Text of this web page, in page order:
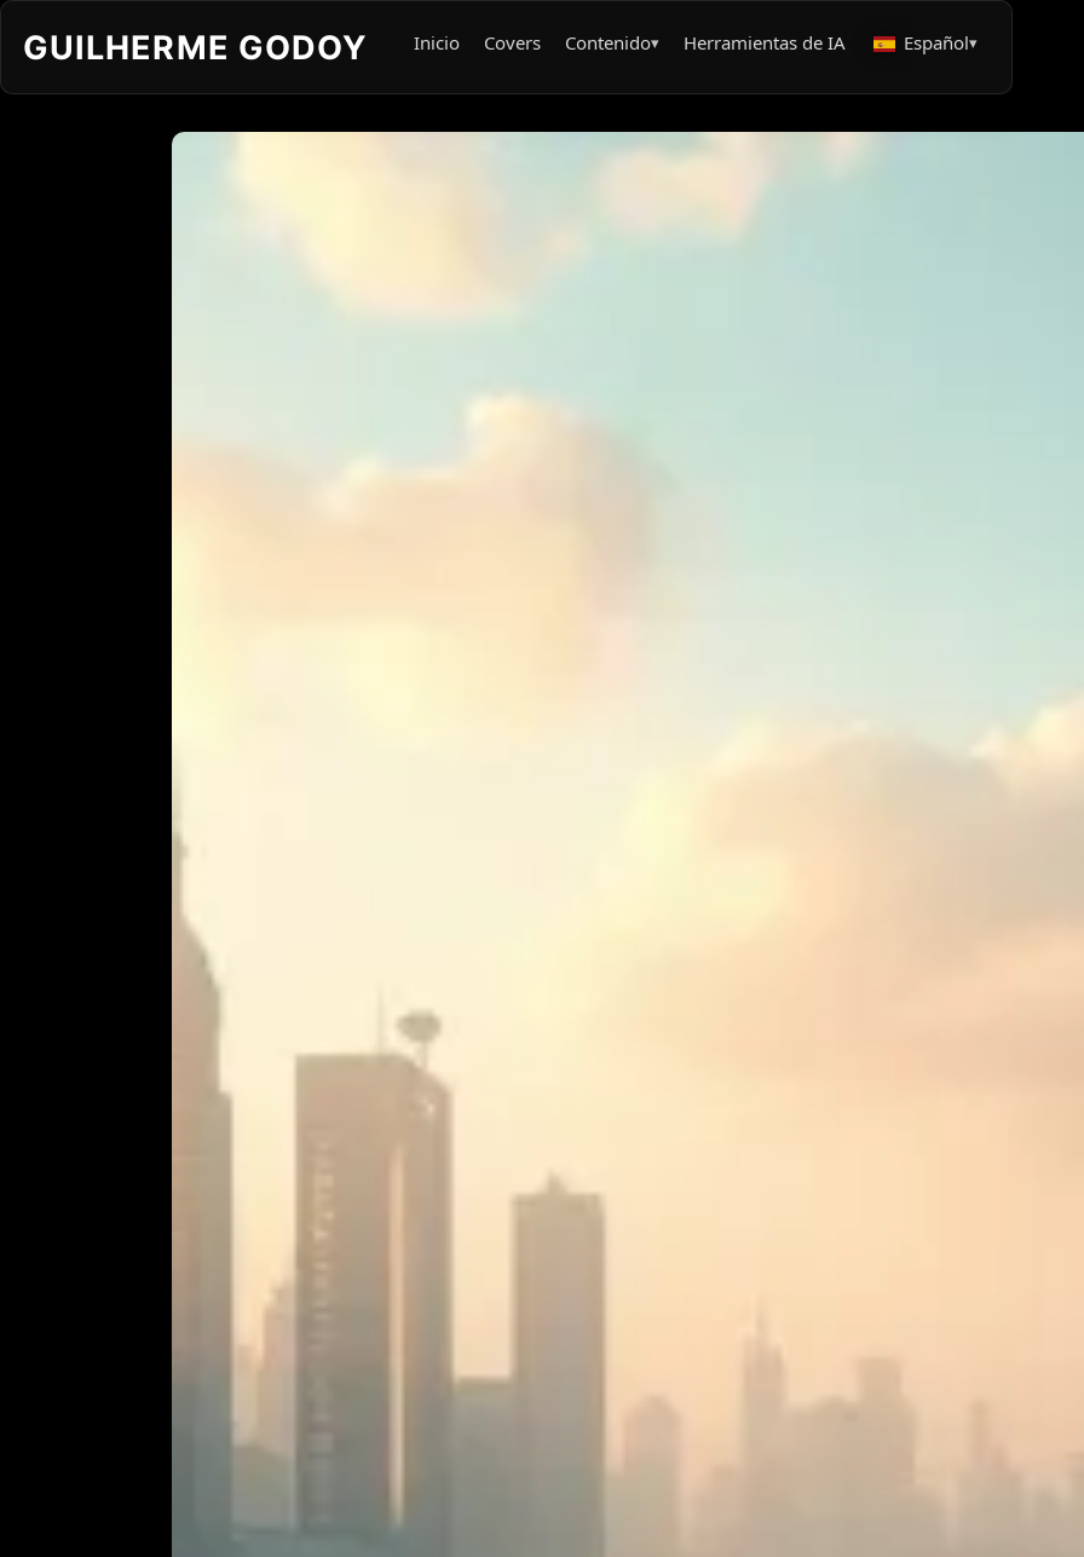
GUILHERME GODOY Inicio Covers Contenido Herramientas de IA Español